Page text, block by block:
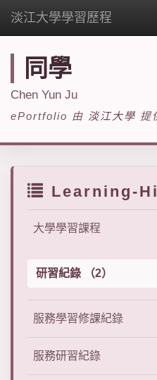
淡江大學學習歷程
同學
Chen Yun Ju
ePortfolio 由 淡江大學 提
Learning-
大學學習課程
研習紀錄 （2）
服務學習修課紀錄
服務研習紀錄